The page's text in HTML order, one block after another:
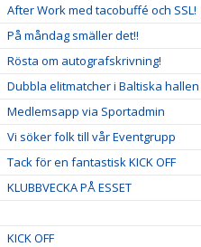
After Work med tacobuffé och SSL!
På måndag smäller det!!
Rösta om autografskrivning!
Dubbla elitmatcher i Baltiska hallen
Medlemsapp via Sportadmin
Vi söker folk till vår Eventgrupp
Tack för en fantastisk KICK OFF
KLUBBVECKA PÅ ESSET
KICK OFF